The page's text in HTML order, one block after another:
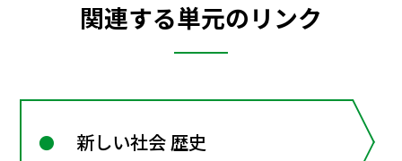
関連する単元のリンク
新しい社会 歴史